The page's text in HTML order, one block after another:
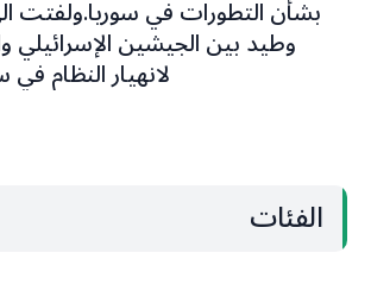
بشأن التطورات في سوريا.ولفتت
وطيد بين الجيشين الإسرائيلي
لانهيار النظام في
الفئات